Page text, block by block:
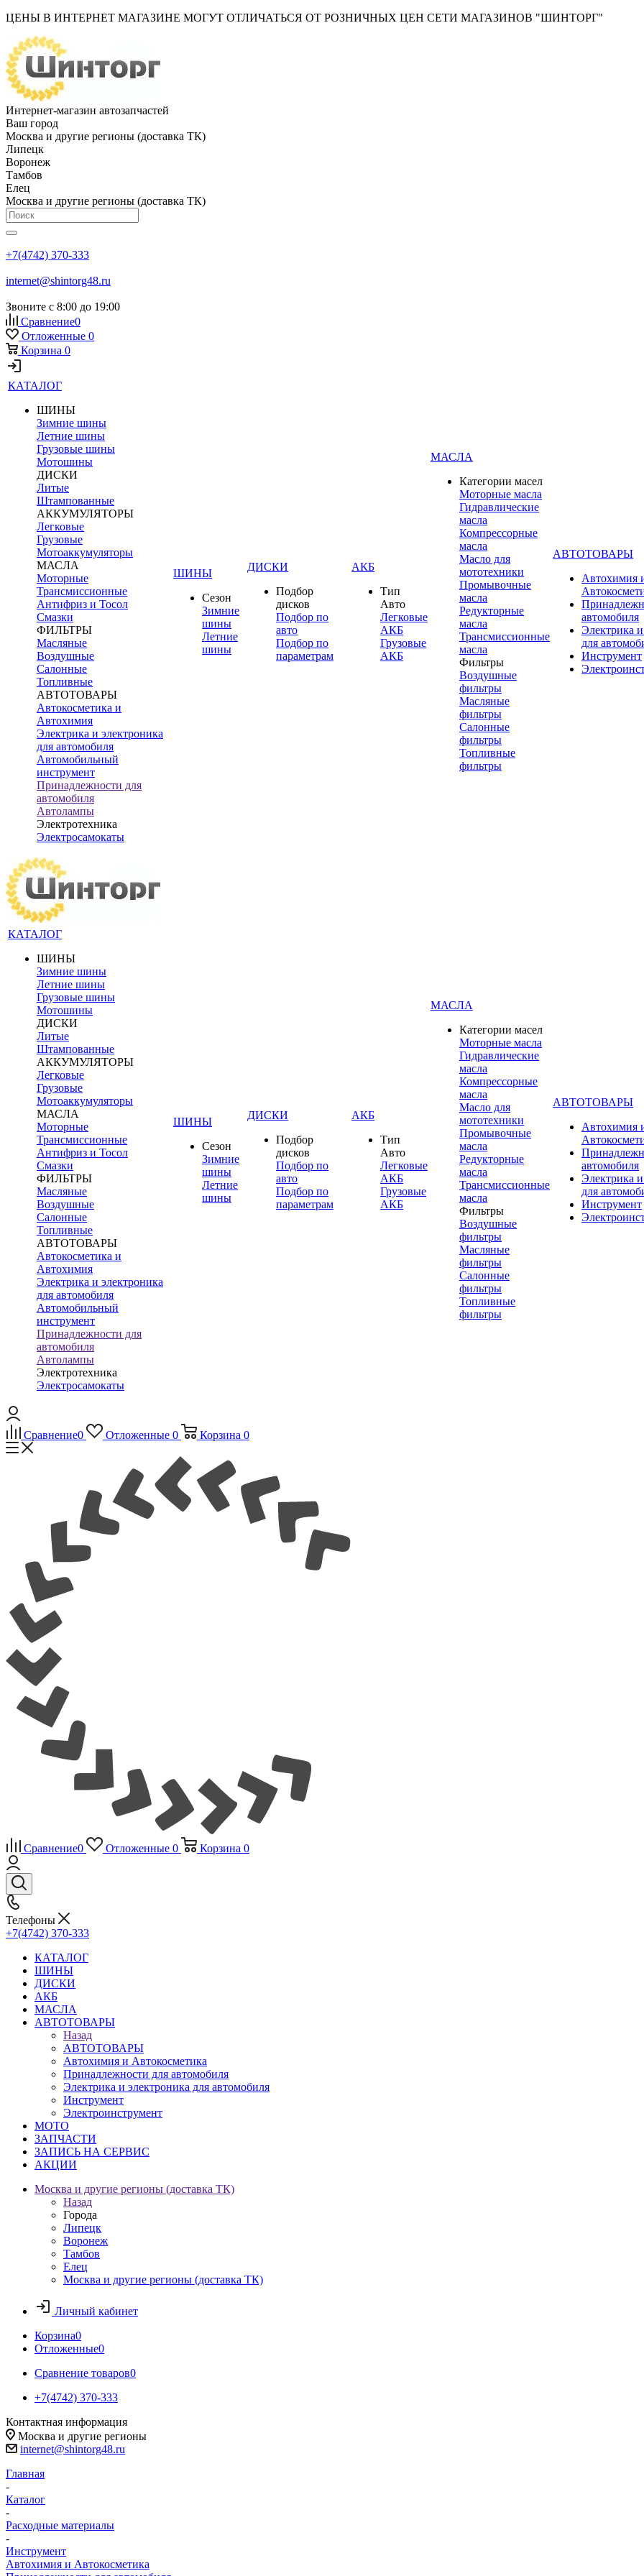
ЦЕНЫ В ИНТЕРНЕТ МАГАЗИНЕ МОГУТ ОТЛИЧАТЬСЯ ОТ РОЗНИЧНЫХ ЦЕН СЕТИ МАГАЗИНОВ "ШИНТОРГ"
Интернет-магазин автозапчастей
Ваш город
Москва и другие регионы (доставка ТК)
Липецк
Воронеж
Тамбов
Елец
Москва и другие регионы (доставка ТК)
+7(4742) 370-333
internet@shintorg48.ru
Звоните с 8:00 до 19:00
Сравнение0
Отложенные 0
Корзина 0
КАТАЛОГ
ШИНЫ
Зимние шины
Летние шины
Грузовые шины
Мотошины
ДИСКИ
Литые
Штампованные
АККУМУЛЯТОРЫ
Легковые
Грузовые
Мотоаккумуляторы
МАСЛА
Моторные
Трансмиссионные
Антифриз и Тосол
Смазки
ФИЛЬТРЫ
Масляные
Воздушные
Салонные
Топливные
АВТОТОВАРЫ
Автокосметика и
Автохимия
Электрика и электроника
для автомобиля
Автомобильный
инструмент
Принадлежности для
автомобиля
Автолампы
Электротехника
Электросамокаты
ШИНЫ
Сезон
Зимние
шины
Летние
шины
ДИСКИ
Подбор
дисков
Подбор по
авто
Подбор по
параметрам
АКБ
Тип
Авто
Легковые
АКБ
Грузовые
АКБ
МАСЛА
Категории масел
Моторные масла
Гидравлические
масла
Компрессорные
масла
Масло для
мототехники
Промывочные
масла
Редукторные
масла
Трансмиссионные
масла
Фильтры
Воздушные
фильтры
Масляные
фильтры
Салонные
фильтры
Топливные
фильтры
АВТОТОВАРЫ
Автохимия
автомобиля
Электрика
для
Инструмент
КАТАЛОГ
ШИНЫ
Зимние шины
Летние шины
Грузовые шины
Мотошины
ДИСКИ
Литые
Штампованные
АККУМУЛЯТОРЫ
Легковые
Грузовые
Мотоаккумуляторы
МАСЛА
Моторные
Трансмиссионные
Антифриз и Тосол
Смазки
ФИЛЬТРЫ
Масляные
Воздушные
Салонные
Топливные
АВТОТОВАРЫ
Автокосметика и
Автохимия
Электрика и электроника
для автомобиля
Автомобильный
инструмент
Принадлежности для
автомобиля
Автолампы
Электротехника
Электросамокаты
ШИНЫ
Сезон
Зимние
шины
Летние
шины
ДИСКИ
Подбор
дисков
Подбор по
авто
Подбор по
параметрам
АКБ
Тип
Авто
Легковые
АКБ
Грузовые
АКБ
МАСЛА
Категории масел
Моторные масла
Гидравлические
масла
Компрессорные
масла
Масло для
мототехники
Промывочные
масла
Редукторные
масла
Трансмиссионные
масла
Фильтры
Воздушные
фильтры
Масляные
фильтры
Салонные
фильтры
Топливные
фильтры
АВТОТОВАРЫ
Автохимия
автомобиля
Электрика
для
Инструмент
Сравнение0 Отложенные 0 Корзина 0
Сравнение0 Отложенные 0 Корзина 0
Телефоны
+7(4742) 370-333
КАТАЛОГ
ШИНЫ
ДИСКИ
АКБ
МАСЛА
АВТОТОВАРЫ
Назад
АВТОТОВАРЫ
Автохимия и Автокосметика
Принадлежности для автомобиля
Электрика и электроника для автомобиля
Инструмент
Электроинструмент
МОТО
ЗАПЧАСТИ
ЗАПИСЬ НА СЕРВИС
АКЦИИ
Москва и другие регионы (доставка ТК)
Назад
Города
Липецк
Воронеж
Тамбов
Елец
Москва и другие регионы (доставка ТК)
Личный кабинет
Корзина0
Отложенные0
Сравнение товаров0
+7(4742) 370-333
Контактная информация
Москва и другие регионы
internet@shintorg48.ru
Главная
-
Каталог
-
Расходные материалы
-
Инструмент
Автохимия и Автокосметика